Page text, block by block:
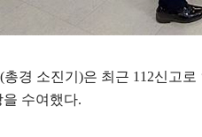
(총경 소진기 )은 최근 112신고로
수여했다.